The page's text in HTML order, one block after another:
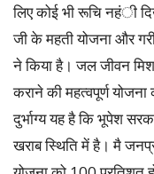
लिए कोई भी रूचि नहंी
जी के महती योजना और
ने किया है। जल जीवन
कराने की महत्वपूर्ण
दुर्भाग्य यह है कि भूपेश
खराब स्थिति में है। मै